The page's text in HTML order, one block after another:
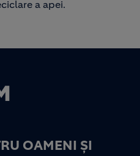
a apei.
OAMENI ȘI